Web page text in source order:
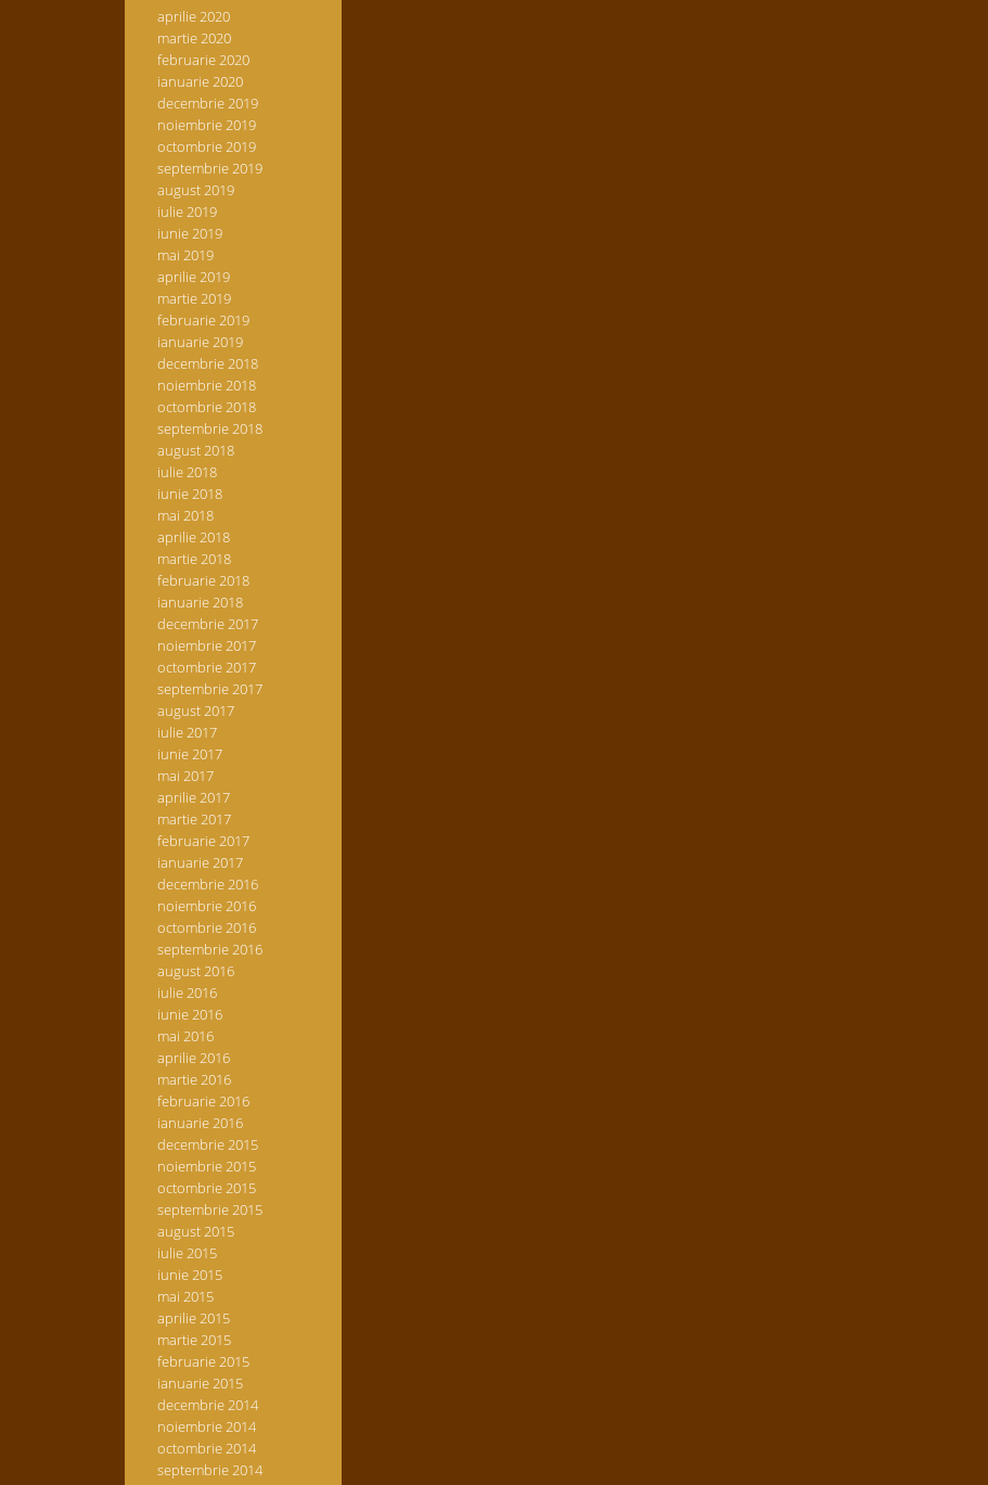
aprilie 2020
martie 2020
februarie 2020
ianuarie 2020
decembrie 2019
noiembrie 2019
octombrie 2019
septembrie 2019
august 2019
iulie 2019
iunie 2019
mai 2019
aprilie 2019
martie 2019
februarie 2019
ianuarie 2019
decembrie 2018
noiembrie 2018
octombrie 2018
septembrie 2018
august 2018
iulie 2018
iunie 2018
mai 2018
aprilie 2018
martie 2018
februarie 2018
ianuarie 2018
decembrie 2017
noiembrie 2017
octombrie 2017
septembrie 2017
august 2017
iulie 2017
iunie 2017
mai 2017
aprilie 2017
martie 2017
februarie 2017
ianuarie 2017
decembrie 2016
noiembrie 2016
octombrie 2016
septembrie 2016
august 2016
iulie 2016
iunie 2016
mai 2016
aprilie 2016
martie 2016
februarie 2016
ianuarie 2016
decembrie 2015
noiembrie 2015
octombrie 2015
septembrie 2015
august 2015
iulie 2015
iunie 2015
mai 2015
aprilie 2015
martie 2015
februarie 2015
ianuarie 2015
decembrie 2014
noiembrie 2014
octombrie 2014
septembrie 2014